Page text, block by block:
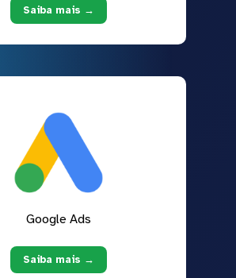
Saiba mais →
Google Ads
Saiba mais →